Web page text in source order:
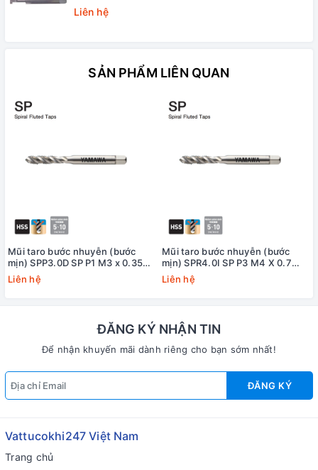
Liên hệ
SẢN PHẨM LIÊN QUAN
Mũi taro bước nhuyễn (bước
mịn) SPP3.0D SP P1 M3 x 0.35
Yamawa
Liên hệ
Mũi taro bước nhuyễn (bước
mịn) SPR4.0I SP P3 M4 X 0.7
+20 Yamawa (dung sai lớn)
Liên hệ
ĐĂNG KÝ NHẬN TIN
Để nhận khuyến mãi dành riêng cho bạn sớm nhất!
ĐĂNG KÝ
Vattucokhi247 Việt Nam
Trang chủ